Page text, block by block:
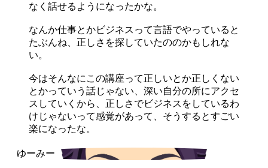
なく話せるようになったかな。
なんか仕事とかビジネスって言語でやっていると
たぶんね、正しさを探していたののかもしれな
い。
今はそんなにこの講座って正しいとか正しくない
とかっていう話じゃない、深い自分の所にアクセ
スしていくから、正しさでビジネスをしているわ
けじゃないって感覚があって、そうするとすごい
楽になったな。